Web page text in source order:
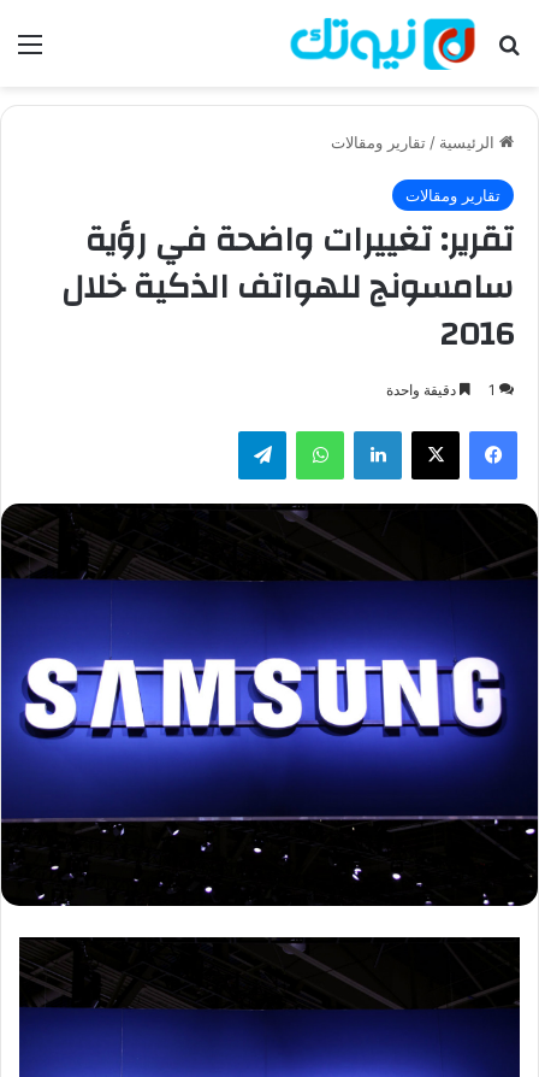
بحث عن
الرئيسية / تقارير ومقالات
تقارير ومقالات
تقرير: تغييرات واضحة في رؤية
سامسونج للهواتف الذكية خلال
2016
1 دقيقة واحدة
فيسبوك لينكدإن واتساب